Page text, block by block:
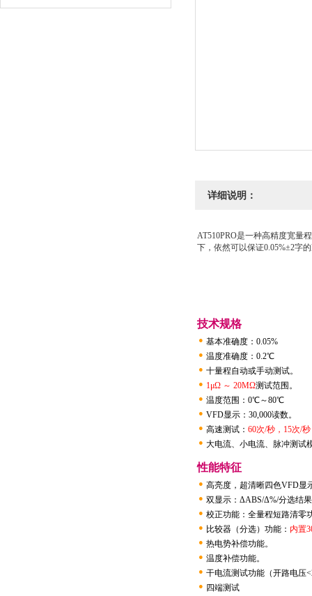
详细说明：
AT510PRO是一种高精度宽量
下，依然可以保证0.05%±2字
技术规格
● 基本准确度：0.05%
● 温度准确度：0.2℃
● 十量程自动或手动测试。
● 1μΩ ～ 20MΩ测试范围。
● 温度范围：0℃～80℃
● VFD显示：30,000读数。
● 高速测试： 60次/秒，15次/
● 大电流、小电流、脉冲测试
性能特征
● 高亮度，超清晰四色VFD显
● 双显示：ΔABS/Δ%/分选结
● 校正功能：全量程短路清零
● 比较器（分选）功能： 内置
● 热电势补偿功能。
● 温度补偿功能。
● 干电流测试功能（开路电压
● 四端测试